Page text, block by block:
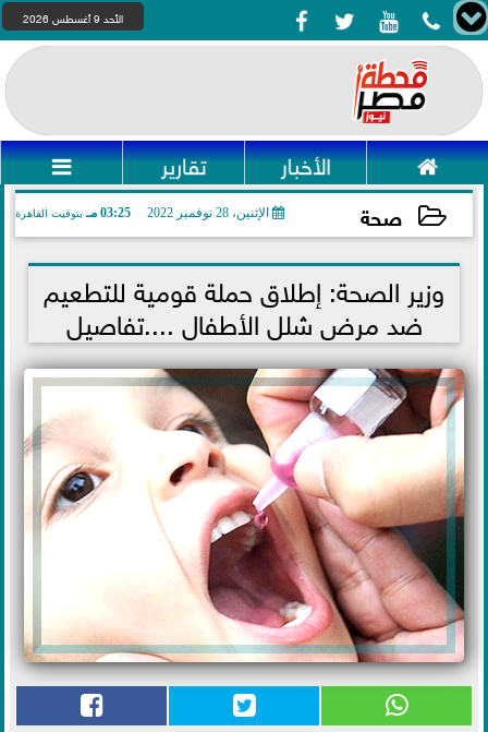
    الأحد 9 أغسطس 2026
 الأخبار تقارير 
صحة الإثنين، 28 نوفمبر 2022 03:25 مـ بتوقيت القاهرة
2022-11-28 15:25:48
وزير الصحة: إطلاق حملة قومية للتطعيم
ضد مرض شلل الأطفال ....تفاصيل